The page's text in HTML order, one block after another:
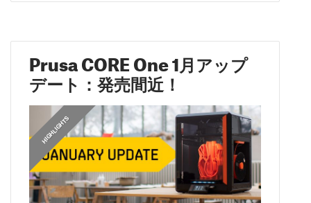
Prusa CORE One 1月アップ
デート：発売間近！
FEATURED
HIGHLIGHTS